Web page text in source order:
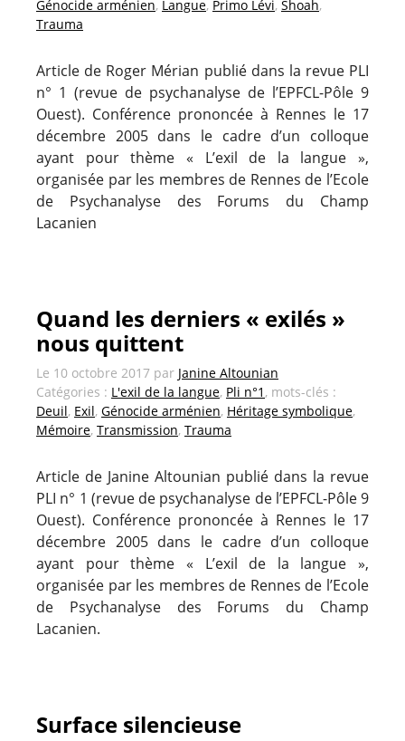
Génocide arménien, Langue, Primo Lévi, Shoah,
Trauma
Article de Roger Mérian publié dans la revue PLI
n° 1 (revue de psychanalyse de l’EPFCL-Pôle 9
Ouest). Conférence prononcée à Rennes le 17
décembre 2005 dans le cadre d’un colloque
ayant pour thème « L’exil de la langue »,
organisée par les membres de Rennes de l’Ecole
de Psychanalyse des Forums du Champ
Lacanien
Quand les derniers « exilés »
nous quittent
Le 10 octobre 2017 par Janine Altounian
Catégories : L'exil de la langue, Pli n°1 , mots-clés :
Deuil, Exil, Génocide arménien, Héritage symbolique,
Mémoire, Transmission, Trauma
Article de Janine Altounian publié dans la revue
PLI n° 1 (revue de psychanalyse de l’EPFCL-Pôle 9
Ouest). Conférence prononcée à Rennes le 17
décembre 2005 dans le cadre d’un colloque
ayant pour thème « L’exil de la langue »,
organisée par les membres de Rennes de l’Ecole
de Psychanalyse des Forums du Champ
Lacanien.
Surface silencieuse